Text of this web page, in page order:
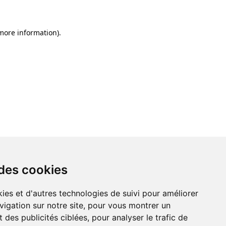
cookies
et d'autres technologies de suivi pour améliorer
sur notre site, pour vous montrer un
des publicités ciblées, pour analyser le trafic de
information).